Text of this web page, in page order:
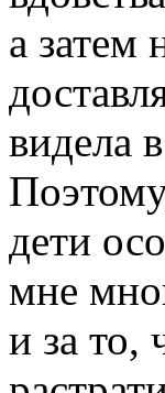
а затем
видела
дети
мне
и за то,